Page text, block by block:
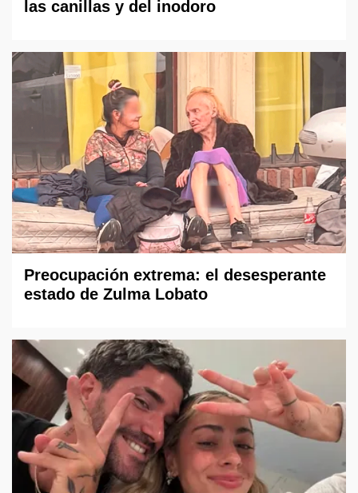
las canillas y del inodoro
Preocupación extrema: el desesperante
estado de Zulma Lobato